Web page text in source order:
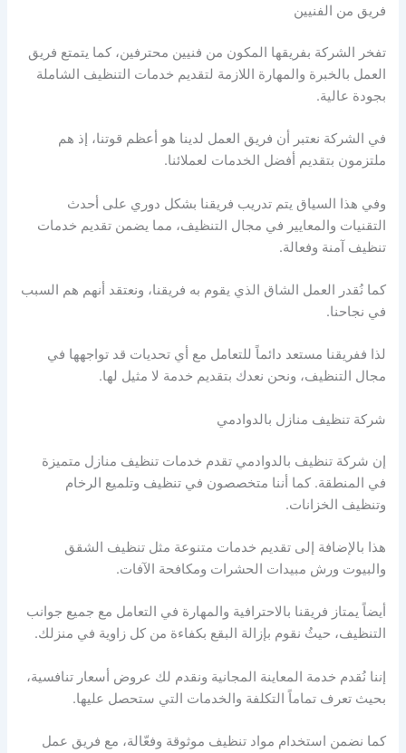
فريق من الفنيين
تفخر الشركة بفريقها المكون من فنيين محترفين، كما يتمتع فريق
العمل بالخبرة والمهارة اللازمة لتقديم خدمات التنظيف الشاملة
بجودة عالية.
في الشركة نعتبر أن فريق العمل لدينا هو أعظم قوتنا، إذ هم
ملتزمون بتقديم أفضل الخدمات لعملائنا.
وفي هذا السياق يتم تدريب فريقنا بشكل دوري على أحدث
التقنيات والمعايير في مجال التنظيف، مما يضمن تقديم خدمات
تنظيف آمنة وفعالة.
كما نُقدر العمل الشاق الذي يقوم به فريقنا، ونعتقد أنهم هم السبب
في نجاحنا.
لذا ففريقنا مستعد دائماً للتعامل مع أي تحديات قد تواجهها في
مجال التنظيف، ونحن نعدك بتقديم خدمة لا مثيل لها.
شركة تنظيف منازل بالدوادمي
إن شركة تنظيف بالدوادمي تقدم خدمات تنظيف منازل متميزة
في المنطقة. كما أننا متخصصون في تنظيف وتلميع الرخام
وتنظيف الخزانات.
هذا بالإضافة إلى تقديم خدمات متنوعة مثل تنظيف الشقق
والبيوت ورش مبيدات الحشرات ومكافحة الآفات.
أيضاً يمتاز فريقنا بالاحترافية والمهارة في التعامل مع جميع جوانب
التنظيف، حيثُ نقوم بإزالة البقع بكفاءة من كل زاوية في منزلك.
إننا نُقدم خدمة المعاينة المجانية ونقدم لك عروض أسعار تنافسية،
بحيث تعرف تماماً التكلفة والخدمات التي ستحصل عليها.
كما نضمن استخدام مواد تنظيف موثوقة وفعّالة، مع فريق عمل